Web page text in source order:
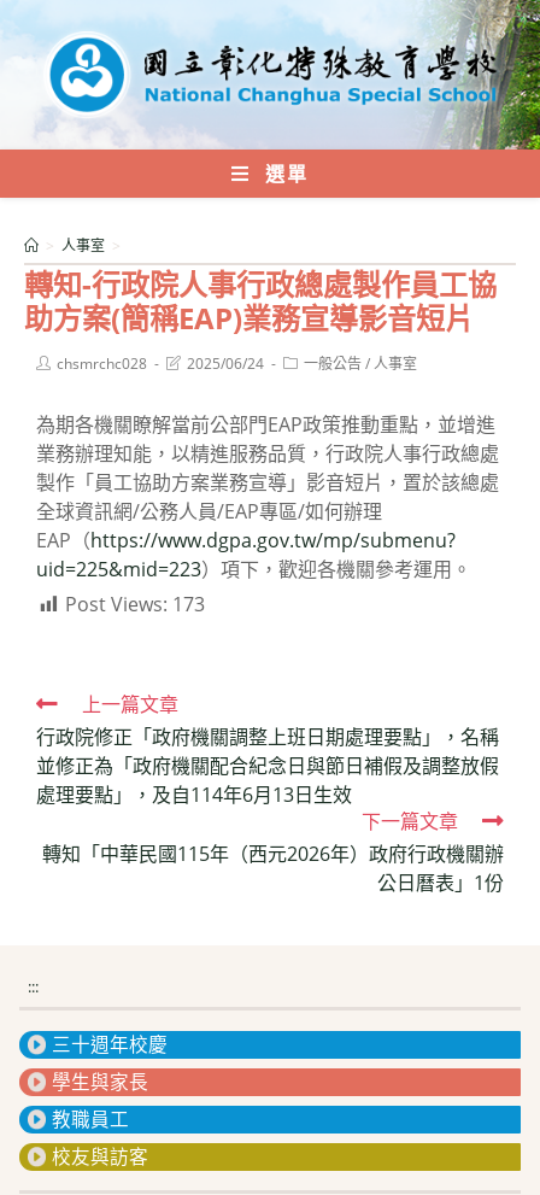
轉
內
選單
轉知-行政院人事行政總處製作員工協
助方案(簡稱EAP)業務宣導影音短片
> 人事室 >
Postchsmrchc028
Post2025/06/24
Post一般公告/人事室
為期各機關瞭解當前公部門EAP政策推動重點，並增進
業務辦理知能，以精進服務品質，行政院人事行政總處
製作「員工協助方案業務宣導」影音短片，置於該總處
全球資訊網/公務人員/EAP專區/如何辦理
EAP（https://www.dgpa.gov.tw/mp/submenu?
uid=225&mid=223）項下，歡迎各機關參考運用。
Post Views: 173
Read
more
articles
上一篇文章
行政院修正「政府機關調整上班日期處理要點」，名稱
並修正為「政府機關配合紀念日與節日補假及調整放假
處理要點」，及自114年6月13日生效
下一篇文章
轉知「中華民國115年（西元2026年）政府行政機關辦
公日曆表」1份
:::
三十週年校慶
學生與家長
教職員工
校友與訪客